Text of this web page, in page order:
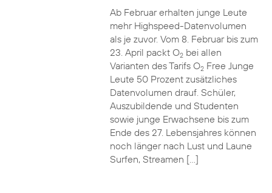
Ab Februar erhalten junge Leute
mehr Highspeed-Datenvolumen
als je zuvor. Vom 8. Februar bis zum
23. April packt O2bei allen
Varianten des Tarifs O2Free Junge
Leute 50 Prozent zusätzliches
Datenvolumen drauf. Schüler,
Auszubildende und Studenten
sowie junge Erwachsene bis zum
Ende des 27. Lebensjahres können
noch länger nach Lust und Laune
Surfen, Streamen […]